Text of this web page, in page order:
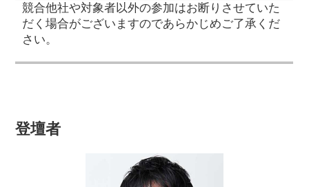
競合他社や対象者以外の参加はお断りさせていた
だく場合がございますのであらかじめご了承くだ
さい。
登壇者